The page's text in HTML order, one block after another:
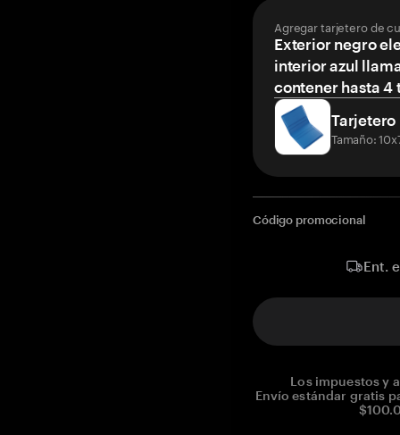
Agregar tarjetero de
Exterior negro
interior azul
contener hasta 4
Tarjetero
Tamaño:
Código promocional
Ent.
Los impuestos y
Envío estándar gratis